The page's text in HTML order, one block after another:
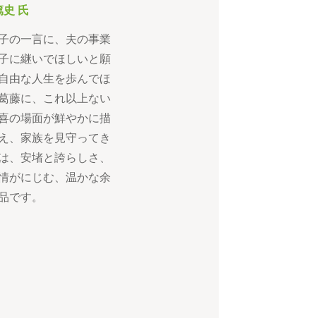
史 氏
の一言に、夫の事業
に継いでほしいと願
由な人生を歩んでほ
藤に、これ以上ない
の場面が鮮やかに描
、家族を見守ってき
、安堵と誇らしさ、
がにじむ、温かな余
です。